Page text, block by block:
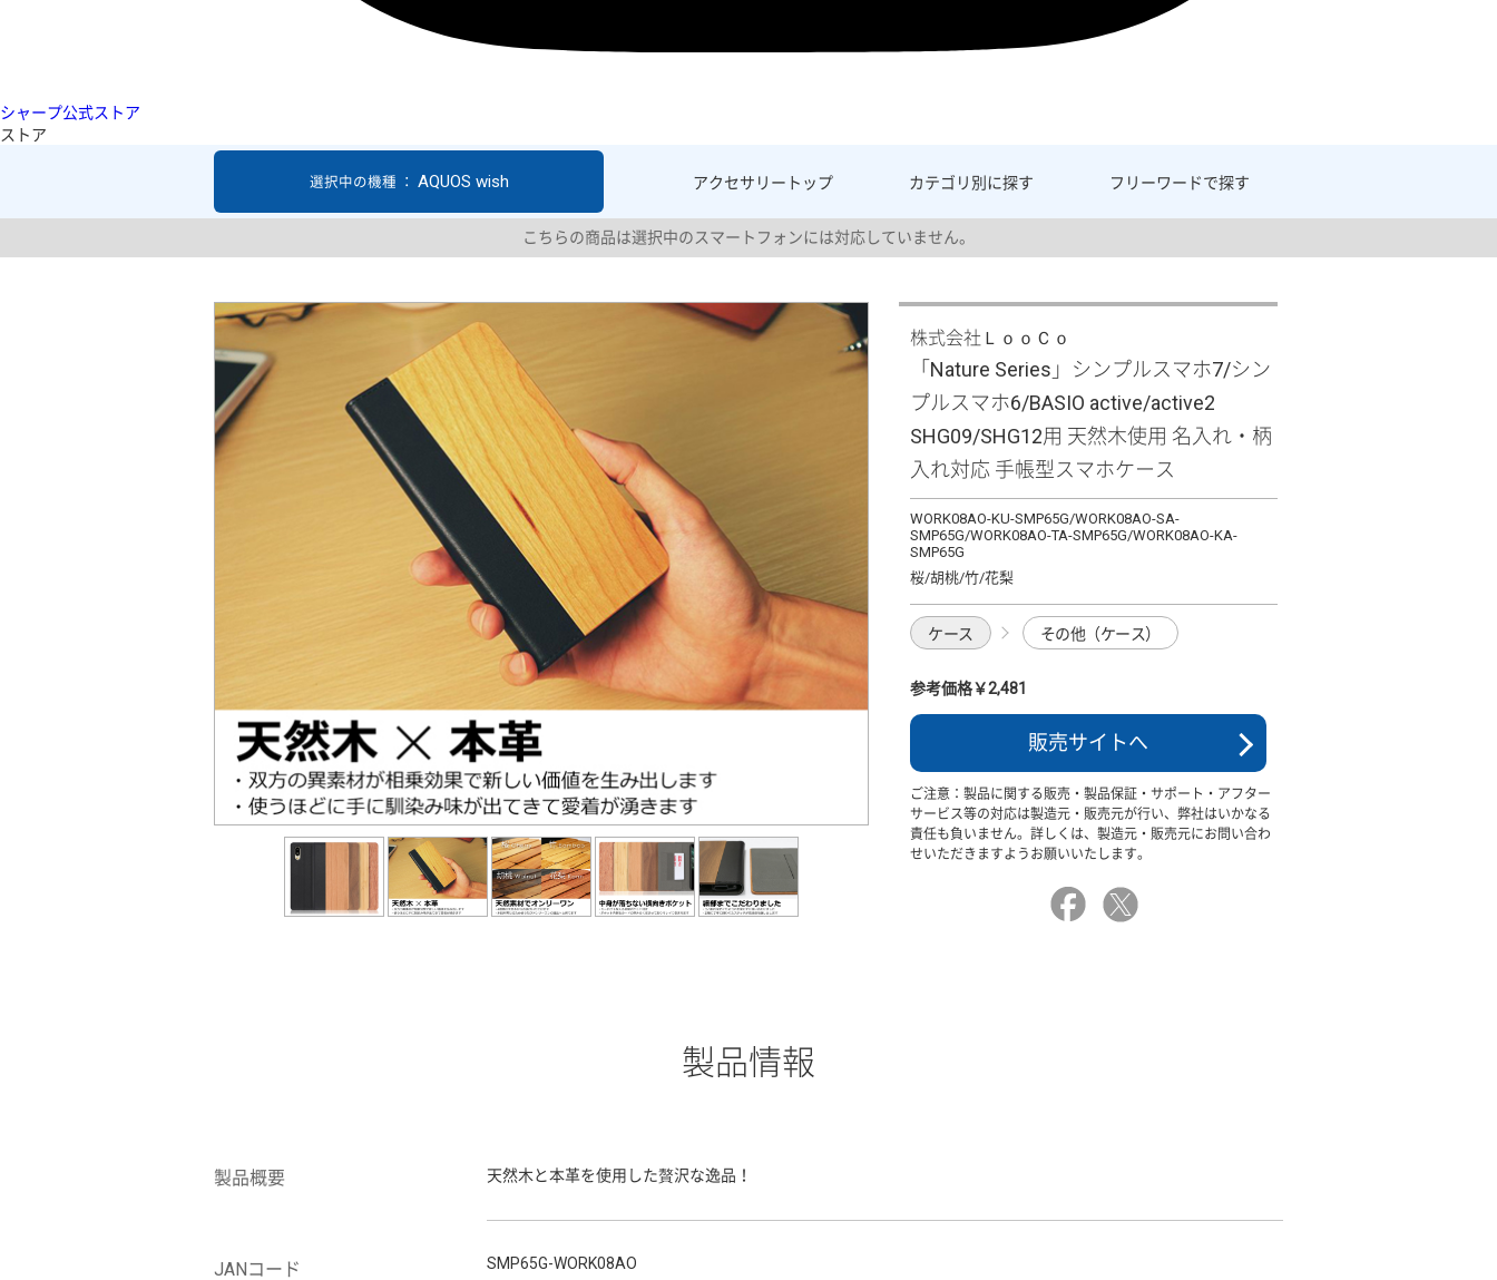
シャープ公式ストア
ストア
アクセサリー トップ カテゴリ別に探す フリーワードで探す
選択中の機種 ： AQUOS wish
こちらの商品は選択中のスマートフォンには対応していません。
株式会社ＬｏｏＣｏ
「Nature Series」シンプルスマホ7/シン
プルスマホ6/BASIO active/active2
SHG09/SHG12用 天然木使用 名入れ・柄
入れ対応 手帳型スマホケース
WORK08AO-KU-SMP65G/WORK08AO-SA-
SMP65G/WORK08AO-TA-SMP65G/WORK08AO-KA-
SMP65G
桜/胡桃/竹/花梨
ケース その他（ケース）
参考価格￥2,481
販売サイトへ
ご注意：製品に関する販売・製品保証・サポート・アフター
サービス等の対応は製造元・販売元が行い、弊社はいかなる
責任も負いません。詳しくは、製造元・販売元にお問い合わ
せいただきますようお願いいたします。
製品情報
製品概要 天然木と本革を使用した贅沢な逸品！
JANコード SMP65G-WORK08AO